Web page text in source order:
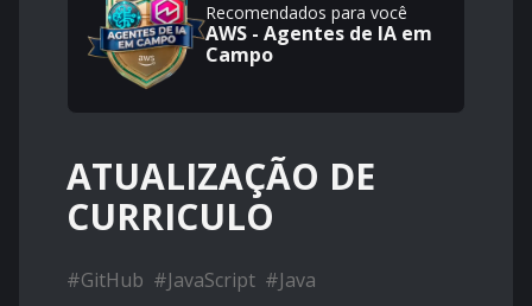
Recomendados para você
AWS - Agentes de IA em
Campo
ATUALIZAÇÃO DE
CURRICULO
#GitHub #JavaScript #Java